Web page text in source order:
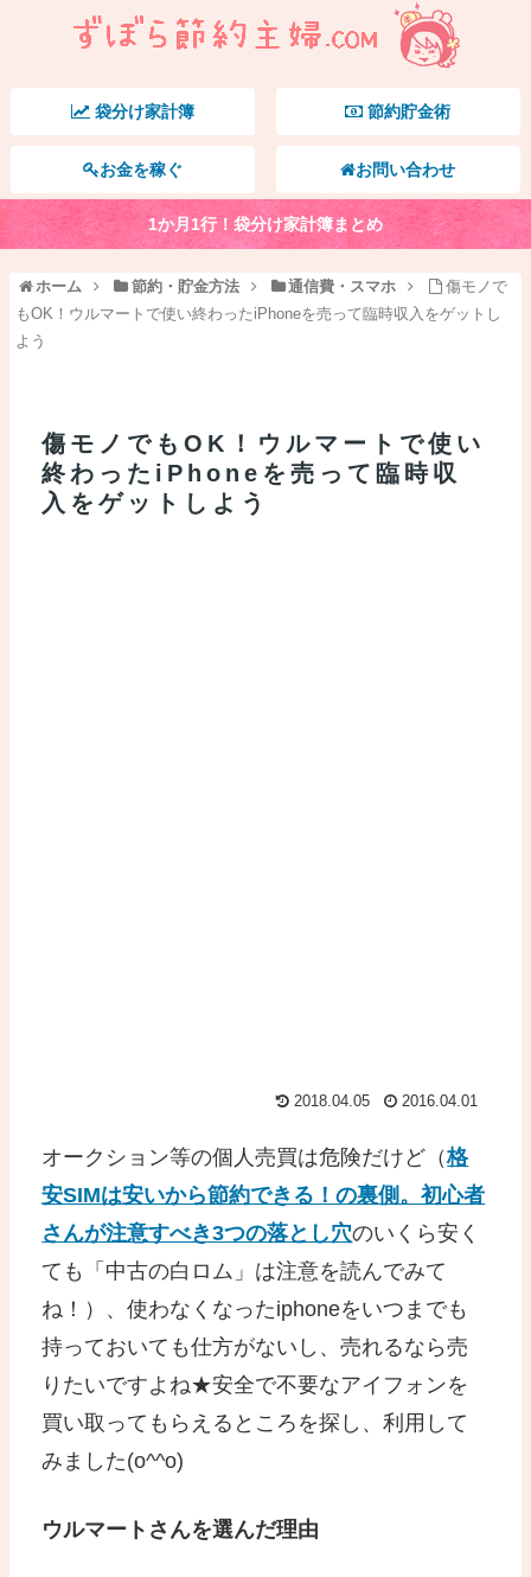
袋分け家計簿 節約貯金術
お金を稼ぐ お問い合わせ
1か月1行！袋分け家計簿まとめ
ホーム 節約・貯金方法 通信費・スマホ
傷モノで
もOK！ウルマートで使い終わったiPhoneを売って臨時収入をゲットし
よう
傷モノでもOK！ウルマートで使い
終わったiPhoneを売って臨時収
入をゲットしよう
2018.04.05 2016.04.01
オークション等の個人売買は危険だけど（格
安SIMは安いから節約できる！の裏側。初心者
さんが注意すべき3つの落とし穴のいくら安く
ても「中古の白ロム」は注意を読んでみて
ね！）、使わなくなったiphoneをいつまでも
持っておいても仕方がないし、売れるなら売
りたいですよね★安全で不要なアイフォンを
買い取ってもらえるところを探し、利用して
みました(o^^o)
ウルマートさんを選んだ理由